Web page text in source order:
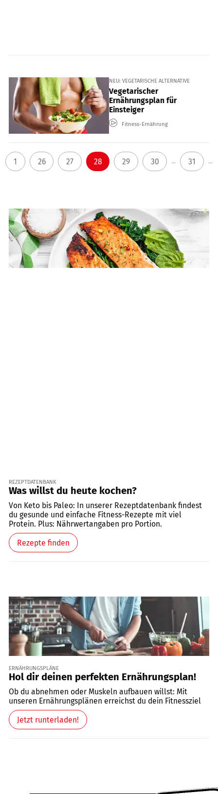
NEU: VEGETARISCHE ALTERNATIVE
Vegetarischer
Ernährungsplan für
Einsteiger
Fitness-Ernährung
1 26 27 28 29 30 ... 31 ...
REZEPTDATENBANK
Was willst du heute kochen?
Von Keto bis Paleo: In unserer Rezeptdatenbank findest
du gesunde und einfache Fitness-Rezepte mit viel
Protein. Plus: Nährwertangaben pro Portion.
Rezepte finden
ERNÄHRUNGSPLÄNE
Hol dir deinen perfekten Ernährungsplan!
Ob du abnehmen oder Muskeln aufbauen willst: Mit
unseren Ernährungsplänen erreichst du dein Fitnessziel
Jetzt runterladen!